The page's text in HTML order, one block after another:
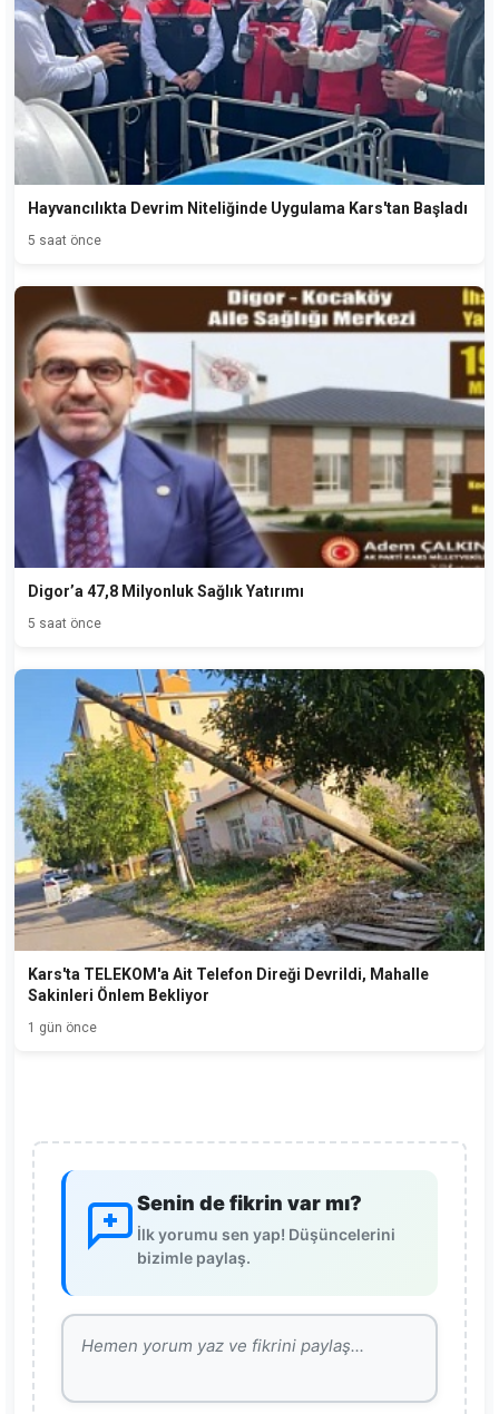
Hayvancılıkta Devrim Niteliğinde Uygulama Kars'tan Başladı
5 saat önce
Digor’a 47,8 Milyonluk Sağlık Yatırımı
5 saat önce
Kars'ta TELEKOM'a Ait Telefon Direği Devrildi, Mahalle
Sakinleri Önlem Bekliyor
1 gün önce
Senin de fikrin var mı?
İlk yorumu sen yap! Düşüncelerini
bizimle paylaş.